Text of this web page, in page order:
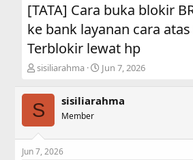
[TATA] Cara buka blokir
ke bank layanan cara
Terblokir lewat hp
T
r
e
a
d
t
sisiliarahma
S
r
a
Jun 7, 2026
S sisiliarahma
Member
Jun 7, 2026